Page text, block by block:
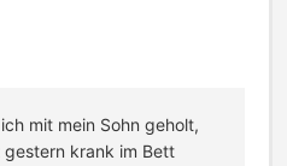
mit mein Sohn geholt,
gestern krank im Bett